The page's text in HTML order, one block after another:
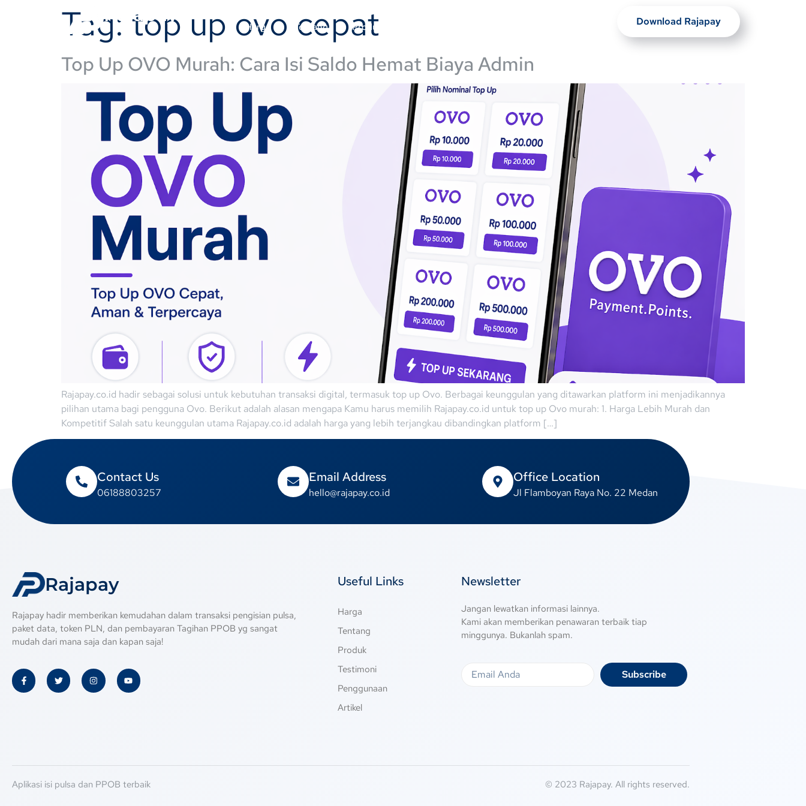
Rajapay
Harga Tentang Produk Download Rajapay
Tag: top up ovo cepat
Top Up OVO Murah: Cara Isi Saldo Hemat Biaya Admin
Rajapay.co.id hadir sebagai solusi untuk kebutuhan transaksi digital, termasuk top up Ovo. Berbagai keunggulan yang ditawarkan platform ini menjadikannya
pilihan utama bagi pengguna Ovo. Berikut adalah alasan mengapa Kamu harus memilih Rajapay.co.id untuk top up Ovo murah: 1. Harga Lebih Murah dan
Kompetitif Salah satu keunggulan utama Rajapay.co.id adalah harga yang lebih terjangkau dibandingkan platform […]
Contact Us
06188803257
Email Address
hello@rajapay.co.id
Office Location
Jl Flamboyan Raya No. 22 Medan
Rajapay
Rajapay hadir memberikan kemudahan dalam transaksi pengisian pulsa,
paket data, token PLN, dan pembayaran Tagihan PPOB yg sangat
mudah dari mana saja dan kapan saja!
Useful Links
Harga
Tentang
Produk
Testimoni
Penggunaan
Artikel
Newsletter
Jangan lewatkan informasi lainnya.
Kami akan memberikan penawaran terbaik tiap
minggunya. Bukanlah spam.
Subscribe
Aplikasi isi pulsa dan PPOB terbaik © 2023 Rajapay. All rights reserved.